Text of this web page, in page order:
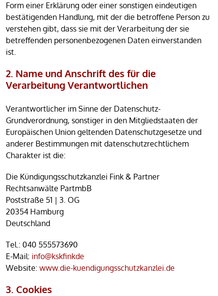
Form einer Erklärung oder einer sonstigen eindeutigen
bestätigenden Handlung, mit der die betroffene Person zu
verstehen gibt, dass sie mit der Verarbeitung der sie
betreffenden personenbezogenen Daten einverstanden
ist.
2. Name und Anschrift des für die
Verarbeitung Verantwortlichen
Verantwortlicher im Sinne der Datenschutz-
Grundverordnung, sonstiger in den Mitgliedstaaten der
Europäischen Union geltenden Datenschutzgesetze und
anderer Bestimmungen mit datenschutzrechtlichem
Charakter ist die:
Die Kündigungsschutzkanzlei Fink & Partner
Rechtsanwälte PartmbB
Poststraße 51 | 3. OG
20354 Hamburg
Deutschland
Tel.: 040 555573690
E-Mail: info@kskfinkde
Website: www.die-kuendigungsschutzkanzlei.de
3. Cookies